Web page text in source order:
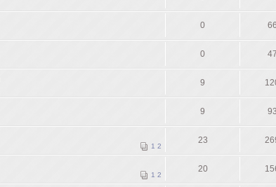
0
0
9
9
1 2
23
1 2
20